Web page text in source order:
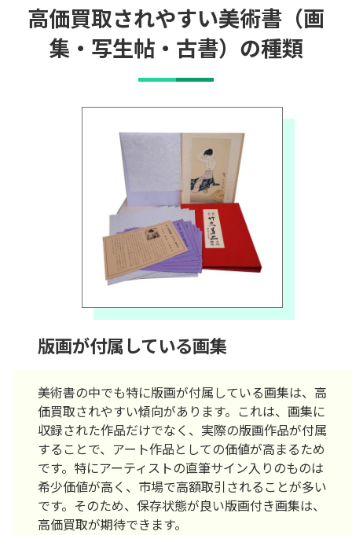
高価買取されやすい美術書（画
集・写生帖・古書）の種類
版画が付属している画集
美術書の中でも特に版画が付属している画集は、高
価買取されやすい傾向があります。これは、画集に
収録された作品だけでなく、実際の版画作品が付属
することで、アート作品としての価値が高まるため
です。特にアーティストの直筆サイン入りのものは
希少価値が高く、市場で高額取引されることが多い
です。そのため、保存状態が良い版画付き画集は、
高価買取が期待できます。